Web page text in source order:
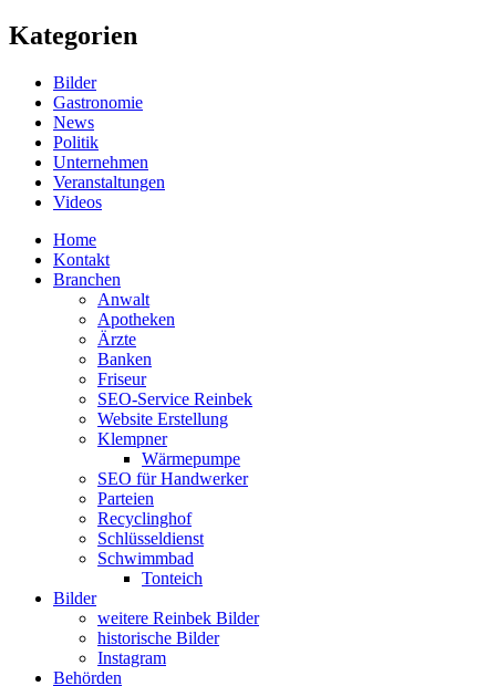
Kategorien
Bilder
Gastronomie
News
Politik
Unternehmen
Veranstaltungen
Videos
Home
Kontakt
Branchen
Anwalt
Apotheken
Ärzte
Banken
Friseur
SEO-Service Reinbek
Website Erstellung
Klempner
Wärmepumpe
SEO für Handwerker
Parteien
Recyclinghof
Schlüsseldienst
Schwimmbad
Tonteich
Bilder
weitere Reinbek Bilder
historische Bilder
Instagram
Behörden